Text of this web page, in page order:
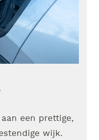
een prettige,
wijk.